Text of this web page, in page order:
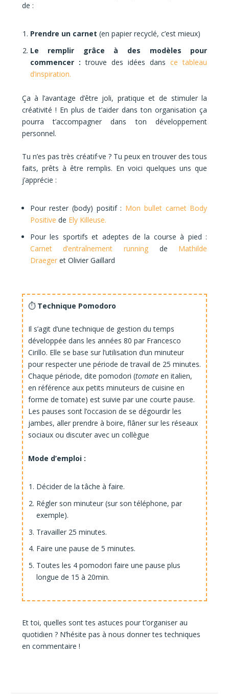
de :
Prendre un carnet (en papier recyclé, c’est mieux)
Le remplir grâce à des modèles pour
commencer : trouve des idées dansce tableau
d’inspiration.
Ça à l’avantage d’être joli, pratique et de stimuler la
créativité ! En plus de t’aider dans ton organisation ça
pourra t’accompagner dans ton développement
personnel.
Tu n’es pas très créatif·ve ? Tu peux en trouver des tous
faits, prêts à être remplis. En voici quelques uns que
j’apprécie :
Pour rester (body) positif : Mon bullet carnet Body
Positive de Ely Killeuse.
Pour les sportifs et adeptes de la course à pied :
Carnet d’entraînement running
de Mathilde
Draegeret Olivier Gaillard
⏱ Technique Pomodoro
Il s’agit d’une technique de gestion du temps
développée dans les années 80 par Francesco
Cirillo. Elle se base sur l’utilisation d’un minuteur
pour respecter une période de travail de 25 minutes.
Chaque période, dite pomodori (tomateen italien,
en référence aux petits minuteurs de cuisine en
forme de tomate) est suivie par une courte pause.
Les pauses sont l’occasion de se dégourdir les
jambes, aller prendre à boire, flâner sur les réseaux
sociaux ou discuter avec un collègue
Mode d’emploi :
Décider de la tâche à faire.
Régler son minuteur (sur son téléphone, par
exemple).
Travailler 25 minutes.
Faire une pause de 5 minutes.
Toutes les 4 pomodori faire une pause plus
longue de 15 à 20min.
Et toi, quelles sont tes astuces pour t’organiser au
quotidien ? N’hésite pas à nous donner tes techniques
en commentaire !